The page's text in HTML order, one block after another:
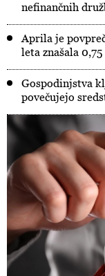
nefinančnih
Aprila je
leta znašala
Gospodinjstva
povečujejo